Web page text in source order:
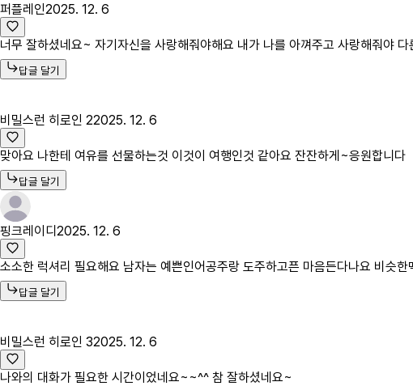
퍼플레인2025. 12. 6
너무 잘하셨네요~ 자기자신을 사랑해줘야해요 내가 나를 아껴주고 사랑해줘야
답글 달기
비밀스런 히로인 22025. 12. 6
맞아요 나한테 여유를 선물하는것 이것이 여행인것 같아요 잔잔하게~응원합니다
답글 달기
핑크레이디 2025. 12. 6
소소한 럭셔리 필요해요 남자는 예쁜인어공주랑 도주하고픈 마음든다나요 비슷
답글 달기
비밀스런 히로인 32025. 12. 6
나와의 대화가 필요한 시간이었네요~~^^ 참 잘하셨네요~